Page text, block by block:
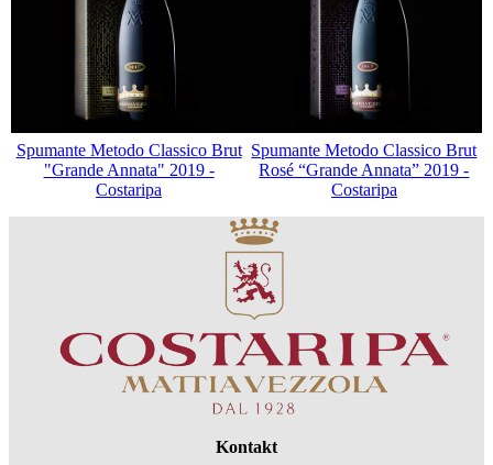
Spumante Metodo Classico Brut
"Grande Annata" 2019 -
Costaripa
Spumante Metodo Classico Brut
Rosé “Grande Annata” 2019 -
Costaripa
Kontakt